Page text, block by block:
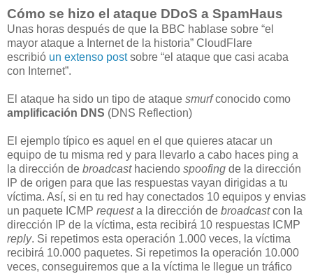
Cómo se hizo el ataque DDoS a SpamHaus
Unas horas después de que la BBC hablase sobre “el
mayor ataque a Internet de la historia” CloudFlare
escribió un extenso postsobre “el ataque que casi acaba
con Internet”.
El ataque ha sido un tipo de ataque smurfconocido como
amplificación DNS (DNS Reflection)
El ejemplo típico es aquel en el que quieres atacar un
equipo de tu misma red y para llevarlo a cabo haces ping a
la dirección de broadcasthaciendo spoofing de la dirección
IP de origen para que las respuestas vayan dirigidas a tu
víctima. Así, si en tu red hay conectados 10 equipos y envias
un paquete ICMP requesta la dirección de broadcastcon la
dirección IP de la víctima, esta recibirá 10 respuestas ICMP
reply. Si repetimos esta operación 1.000 veces, la víctima
recibirá 10.000 paquetes. Si repetimos la operación 10.000
veces, conseguiremos que a la víctima le llegue un tráfico